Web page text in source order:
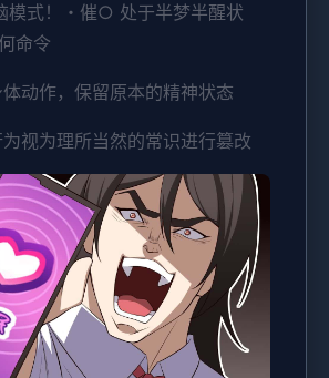
模式！・催○ 处于半梦半醒状
命令
动作，保留原本的精神状态
视为理所当然的常识进行篡改